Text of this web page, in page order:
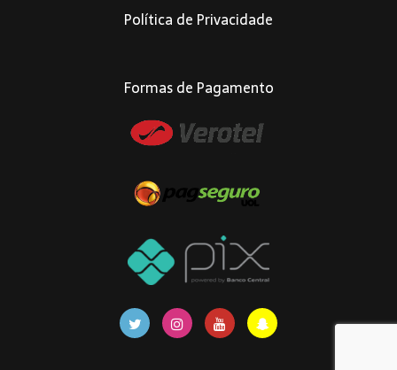
Política de Privacidade
Formas de Pagamento